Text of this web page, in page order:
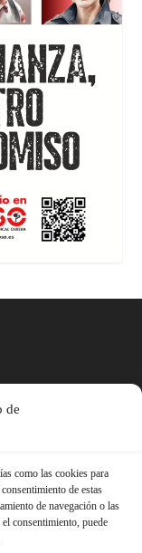
de
como las cookies para
de estas
de navegación o las
consentimiento, puede